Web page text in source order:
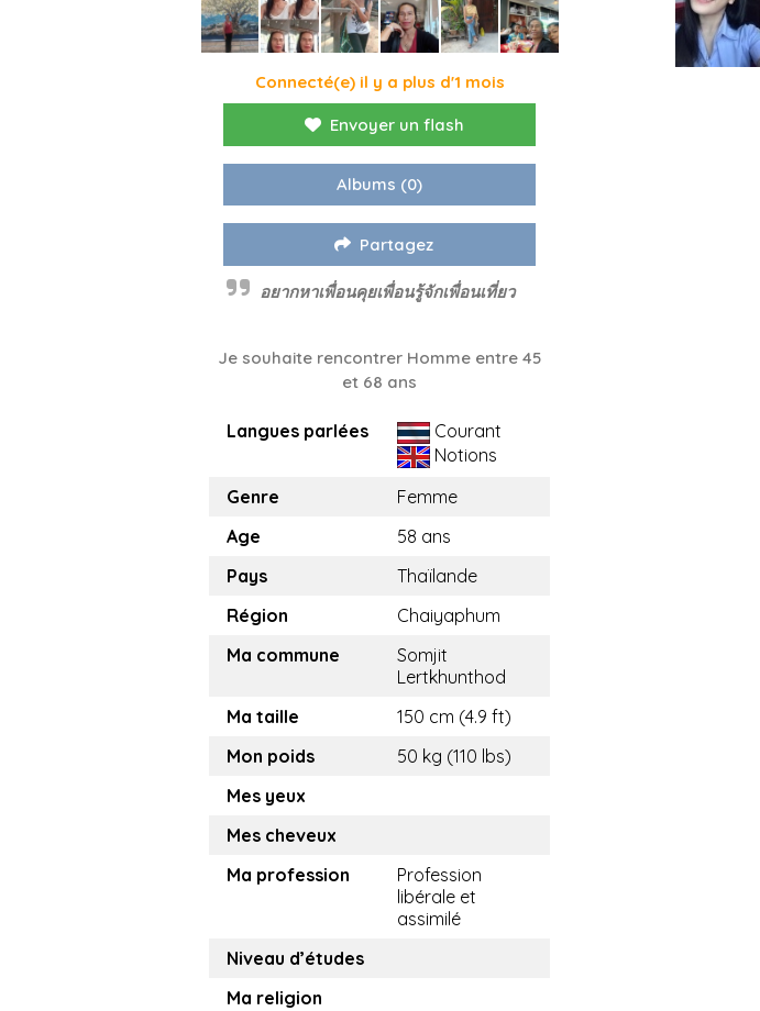
Connecté(e) il y a plus d'1 mois
Envoyer un flash
Albums (0)
Partagez
อยากหาเพื่อนคุยเพื่อนรู้จักเพื่อนเที่ยว
Je souhaite rencontrer Homme entre 45
et 68 ans
Langues parlées
Courant
Notions
Genre
Femme
Age
58 ans
Pays
Thaïlande
Région
Chaiyaphum
Ma commune
Somjit
Lertkhunthod
Ma taille
150 cm (4.9 ft)
Mon poids
50 kg (110 lbs)
Mes yeux
Mes cheveux
Ma profession
Profession
libérale et
assimilé
Niveau d’études
Ma religion